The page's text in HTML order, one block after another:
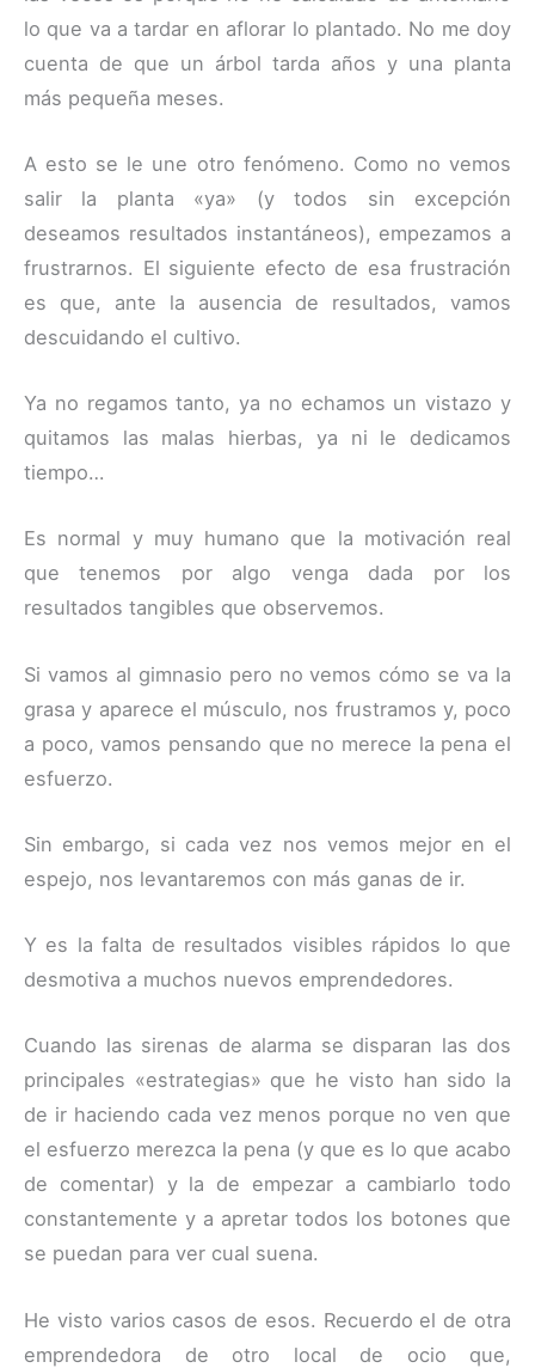
lo que va a tardar en aflorar lo plantado. No me doy
cuenta de que un árbol tarda años y una planta
más pequeña meses.
A esto se le une otro fenómeno. Como no vemos
salir la planta «ya» (y todos sin excepción
deseamos resultados instantáneos), empezamos a
frustrarnos. El siguiente efecto de esa frustración
es que, ante la ausencia de resultados, vamos
descuidando el cultivo.
Ya no regamos tanto, ya no echamos un vistazo y
quitamos las malas hierbas, ya ni le dedicamos
tiempo…
Es normal y muy humano que la motivación real
que tenemos por algo venga dada por los
resultados tangibles que observemos.
Si vamos al gimnasio pero no vemos cómo se va la
grasa y aparece el músculo, nos frustramos y, poco
a poco, vamos pensando que no merece la pena el
esfuerzo.
Sin embargo, si cada vez nos vemos mejor en el
espejo, nos levantaremos con más ganas de ir.
Y es la falta de resultados visibles rápidos lo que
desmotiva a muchos nuevos emprendedores.
Cuando las sirenas de alarma se disparan las dos
principales «estrategias» que he visto han sido la
de ir haciendo cada vez menos porque no ven que
el esfuerzo merezca la pena (y que es lo que acabo
de comentar) y la de empezar a cambiarlo todo
constantemente y a apretar todos los botones que
se puedan para ver cual suena.
He visto varios casos de esos. Recuerdo el de otra
emprendedora de otro local de ocio que,